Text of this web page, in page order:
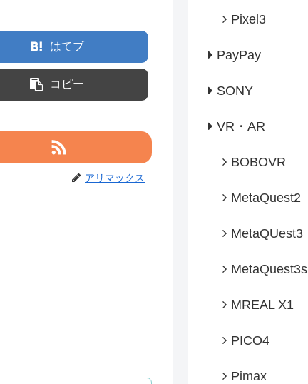
はてブ
コピー
アリマックス
Pixel3
PayPay
SONY
VR・AR
BOBOVR
MetaQuest2
MetaQUest3
MetaQuest3s
MREAL X1
PICO4
Pimax